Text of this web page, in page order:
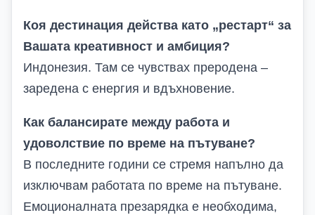
Коя дестинация действа като „рестарт“ за
Вашата креативност и амбиция?
Индонезия. Там се чувствах преродена –
заредена с енергия и вдъхновение.
Как балансирате между работа и
удоволствие по време на пътуване?
В последните години се стремя напълно да
изключвам работата по време на пътуване.
Емоционалната презарядка е необходима,